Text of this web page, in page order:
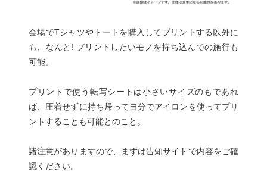
会場でTシャツやトートを購入してプリントする以外に
も、なんと! プリントしたいモノを持ち込んでの施行も
可能。
プリントで使う転写シートは小さいサイズのもであれ
ば、圧着せずに持ち帰って自分でアイロンを使ってプリ
ントすることも可能とのこと。
諸注意がありますので、まずは告知サイトで内容をご確
認ください。